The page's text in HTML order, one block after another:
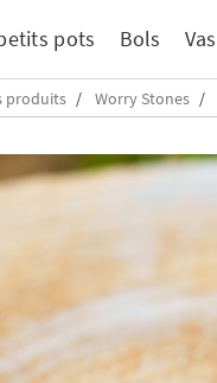
pots Bols
produits Worry Stones